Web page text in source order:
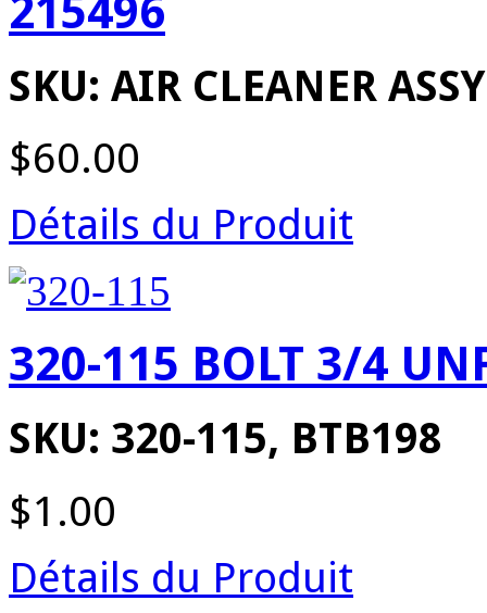
215496
SKU: AIR CLEANER
$60.00
Détails du Produit
320-115 BOLT 3/4
SKU: 320-115, BTB198
$1.00
Détails du Produit